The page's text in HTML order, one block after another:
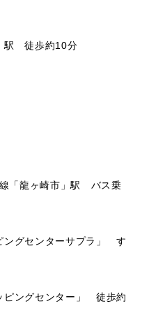
駅 徒歩約10分
「龍ヶ崎市」駅 バス乗
ングセンターサプラ」 す
ングセンター」 徒歩約